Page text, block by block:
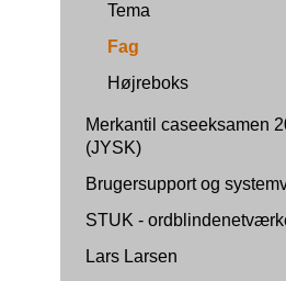
Tema
Fag
Højreboks
Merkantil caseeksamen
(JYSK)
Brugersupport og
STUK -
Lars Larsen